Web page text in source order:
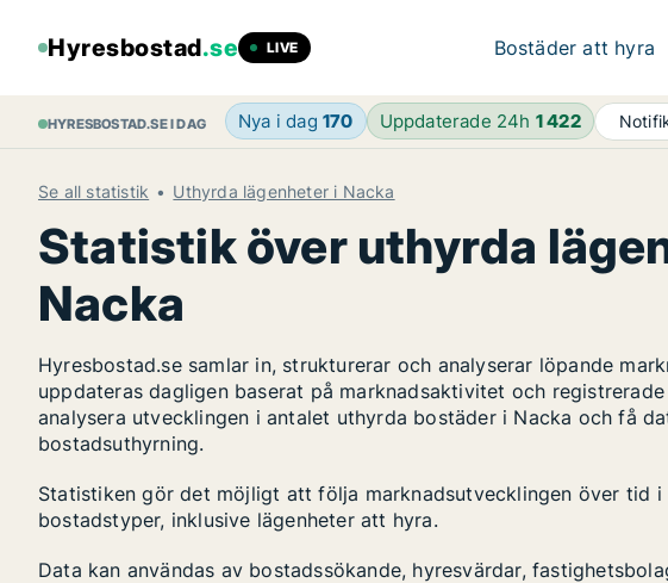
Hyresbostad.se LIVE Bostäder att hyra
HYRESBOSTAD.SE I DAG Nya i dag 170 Uppdaterade 24h 1 422
Se all statistik Uthyrda lägenheter i Nacka
Statistik över uthyrda
Nacka
Hyresbostad.se samlar in, strukturerar och analyserar löpande
uppdateras dagligen baserat på marknadsaktivitet och
analysera utvecklingen i antalet uthyrda bostäder i Nacka och få
bostadsuthyrning.
Statistiken gör det möjligt att följa marknadsutvecklingen över tid i
bostadstyper, inklusive lägenheter att hyra.
Data kan användas av bostadssökande, hyresvärdar,